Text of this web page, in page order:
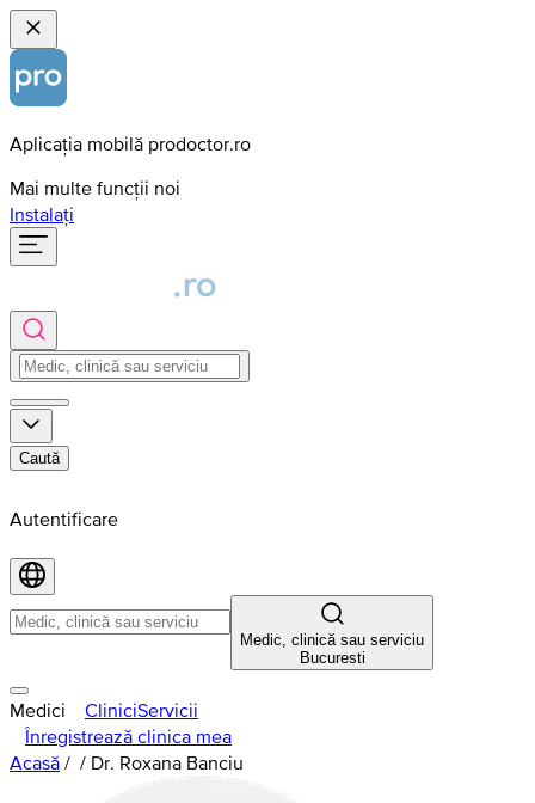
Aplicația mobilă prodoctor.ro
Mai multe funcții noi
Instalați
Caută
Autentificare
Medic, clinică sau serviciu
Bucuresti
Medici CliniciServicii
Înregistrează clinica mea
Acasă / / Dr. Roxana Banciu